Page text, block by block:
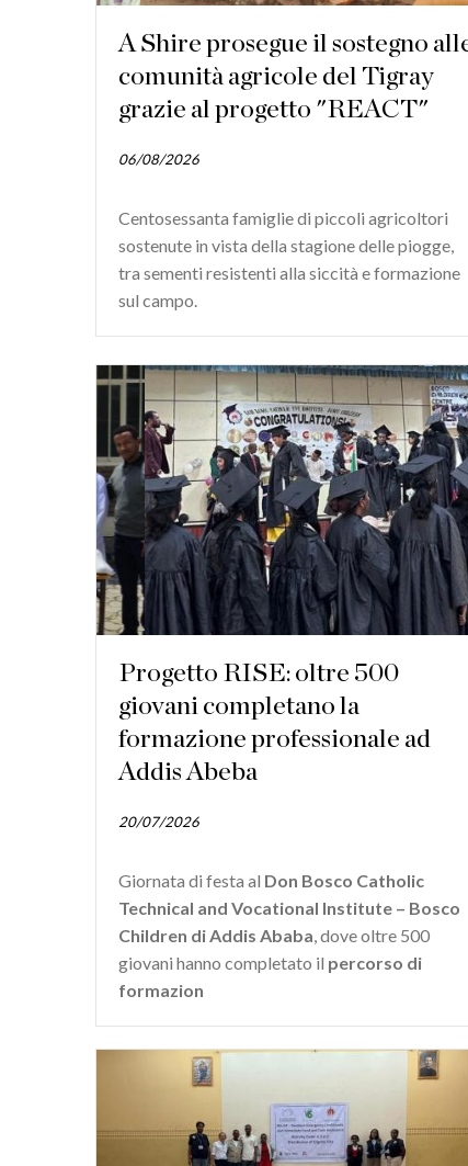
A Shire prosegue il sostegno
comunità agricole del Tigray
grazie al progetto "REACT"
06/08/2026
Centosessanta famiglie di piccoli agricoltori
sostenute in vista della stagione delle piogge,
tra sementi resistenti alla siccità e formazione
sul campo.
Progetto RISE: oltre 500
giovani completano la
formazione professionale ad
Addis Abeba
20/07/2026
Giornata di festa al Don Bosco Catholic
Technical and Vocational Institute – Bosco
Children di Addis Ababa, dove oltre 500
giovani hanno completato il percorso di
formazion